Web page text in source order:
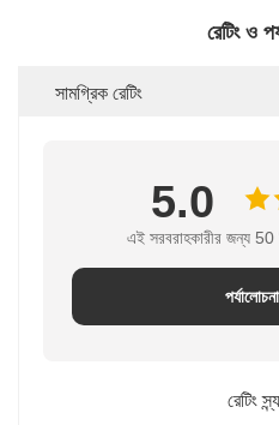
রেটিং ও
সামগ্রিক রেটিং
5.0
এই সরবরাহকারীর জন্য 50
রেটিং